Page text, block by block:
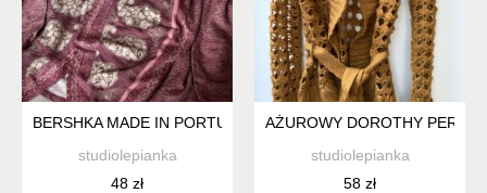
BERSHKA MADE IN PORTUGAL ROZMIAR M
studiolepianka
48 zł
AŻUROWY DOROTHY
studiolepianka
58 zł